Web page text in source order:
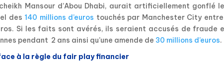
Mansour d’Abou Dhabi, aurait artificiellement gonflé
des 140 millions d’euros touchés par Manchester City entre
Si les faits sont avérés, ils seraient accusés de fraude
pendant 2 ans ainsi qu’une amende de 30 millions d’euros.
face à la règle du fair play financier